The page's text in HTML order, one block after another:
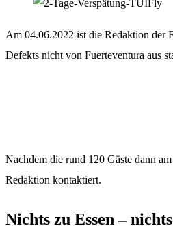
Am 04.06.2022 ist die Redaktion der
Defekts nicht von Fuerteventura aus
Nachdem die rund 120 Gäste dann
Redaktion kontaktiert.
Nichts zu Essen –